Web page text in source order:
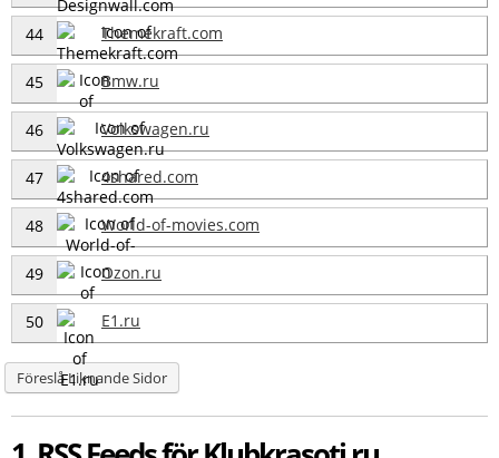
44 Themekraft.com
45 Bmw.ru
46 Volkswagen.ru
47 4shared.com
48 World-of-movies.com
49 Ozon.ru
50 E1.ru
Föreslå Liknande Sidor